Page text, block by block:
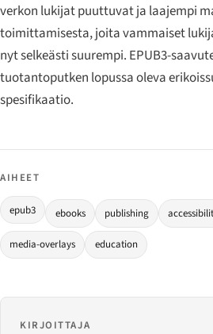
verkon lukijat puuttuvat ja laajempi
toimittamisesta, joita vammaiset
nyt selkeästi suurempi. EPUB3-
tuotantoputken lopussa oleva
spesifikaatio.
AIHEET
epub3 ebooks publishing
media-overlays education
KIRJOITTAJA